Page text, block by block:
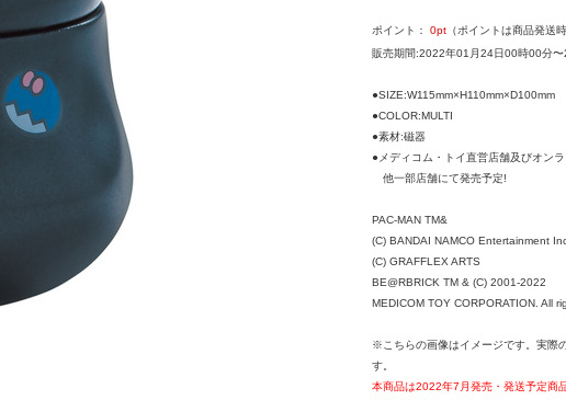
ポイント： 0pt （ポイントは商品発送
販売期間:2022年01月24日00時00分
●SIZE:W115mm×H110mm×D100mm
●COLOR:MULTI
●素材:磁器
●メディコム・トイ直営店舗及びオンラ
他一部店舗にて発売予定!
PAC-MAN TM&
(C) BANDAI NAMCO Entertainment
(C) GRAFFLEX ARTS
BE@RBRICK TM & (C) 2001-2022
MEDICOM TOY CORPORATION. All
※こちらの画像はイメージです。実際
す。
本商品は2022年7月発売・発送予定商